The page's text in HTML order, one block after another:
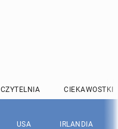
CZYTELNIA CIEKAWOSTKI
USA IRLANDIA